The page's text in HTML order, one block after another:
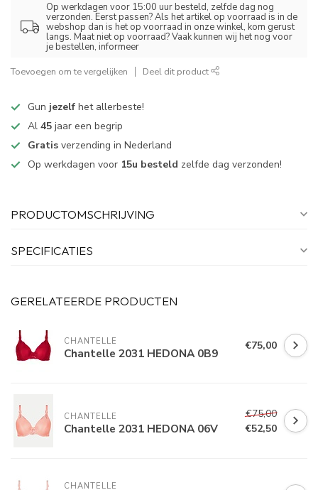
Op werkdagen voor 15:00 uur besteld, zelfde dag nog
verzonden. Eerst passen? Als het artikel op voorraad is in de
webshop dan is het op voorraad in onze winkel, kom gerust
langs. Maat niet op voorraad? Vaak kunnen wij het nog voor
je bestellen, informeer
Toevoegen om te vergelijken Deel dit product
Gun jezelf het allerbeste!
Al 45 jaar een begrip
Gratis verzending in Nederland
Op werkdagen voor 15u besteld zelfde dag verzonden!
PRODUCTOMSCHRIJVING
SPECIFICATIES
GERELATEERDE PRODUCTEN
CHANTELLE
Chantelle 2031 HEDONA 0B9 €75,00
CHANTELLE
Chantelle 2031 HEDONA 06V
€75,00
€52,50
CHANTELLE